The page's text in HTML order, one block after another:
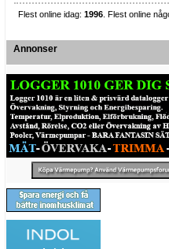
Flest online idag:1996 . Flest online
Annonser